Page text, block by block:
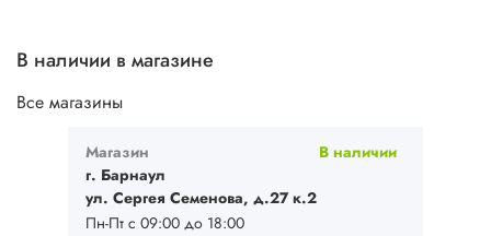
В наличии в магазине
Все магазины
Магазин
В наличии
г. Барнаул
ул. Сергея Семенова, д.27 к.2
Пн-Пт с 09:00 до 18:00